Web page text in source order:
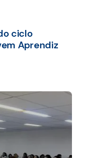
ciclo
Aprendiz